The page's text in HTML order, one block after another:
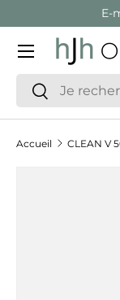
Aller au
E-
Recherche
Rechercher
Menu
Accueil CLEAN V